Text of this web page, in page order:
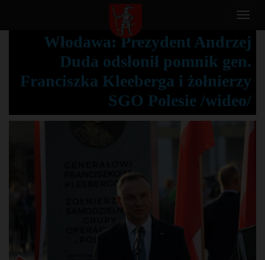
T
g
g
e
n
a
n
Włodawa: Prezydent Andrzej
Duda odsłonił pomnik gen.
Franciszka Kleeberga i żołnierzy
SGO Polesie /wideo/